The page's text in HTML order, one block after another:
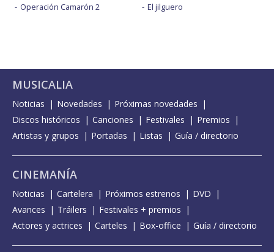
Operación Camarón 2
El jilguero
MUSICALIA
Noticias Novedades
Próximas novedades
Discos históricos
Canciones Festivales
Premios
Artistas y grupos
Portadas Listas Guía / directorio
CINEMANÍA
Noticias Cartelera Próximos estrenos
DVD
Avances
Tráilers
Festivales + premios
Actores y actrices
Carteles Box-office Guía / directorio